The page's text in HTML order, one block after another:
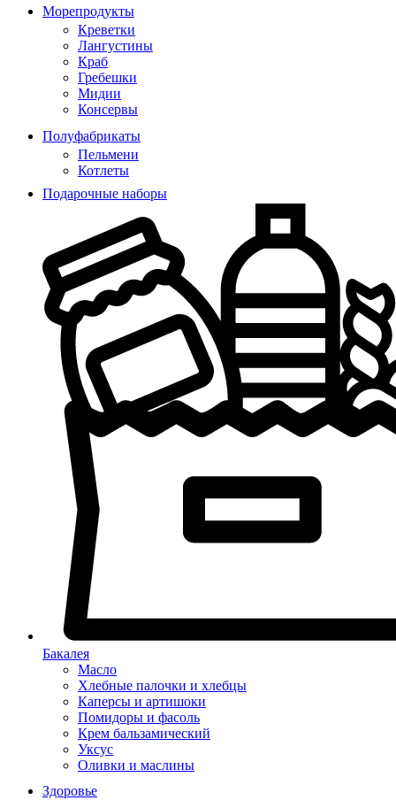
Морепродукты
Креветки
Лангустины
Краб
Гребешки
Мидии
Консервы
Полуфабрикаты
Пельмени
Котлеты
Подарочные наборы
Бакалея
Масло
Хлебные палочки и хлебцы
Каперсы и артишоки
Помидоры и фасоль
Крем бальзамический
Уксус
Оливки и маслины
Здоровье